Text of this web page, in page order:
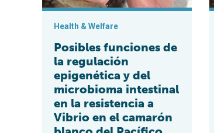
Health & Welfare
Posibles funciones de
la regulación
epigenética y del
microbioma intestinal
en la resistencia a
Vibrio en el camarón